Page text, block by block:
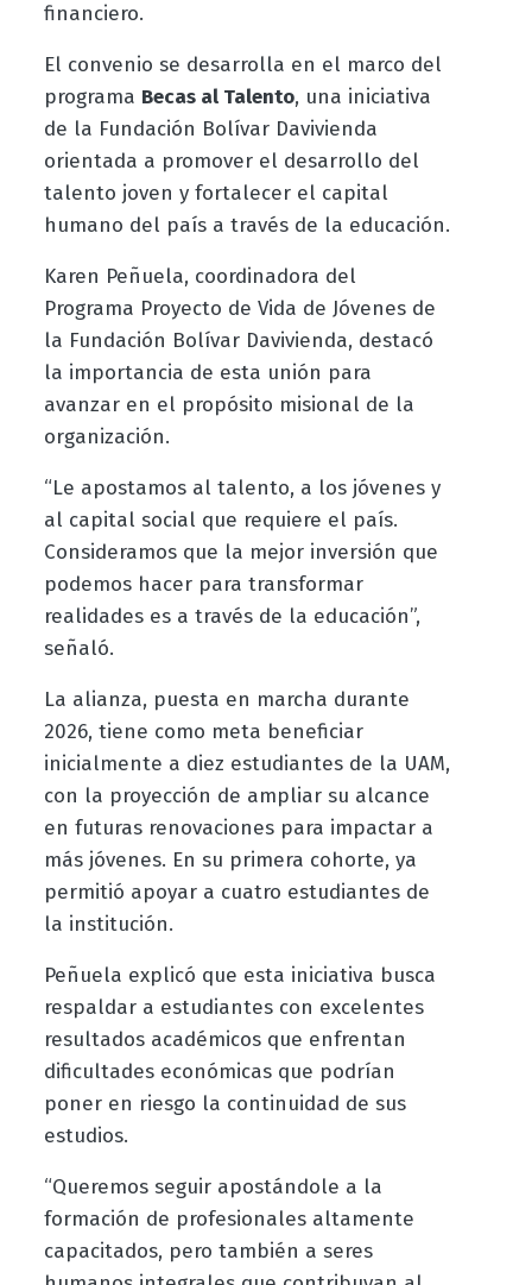
financiero.
El convenio se desarrolla en el marco del
programa Becas al Talento, una iniciativa
de la Fundación Bolívar Davivienda
orientada a promover el desarrollo del
talento joven y fortalecer el capital
humano del país a través de la educación.
Karen Peñuela, coordinadora del
Programa Proyecto de Vida de Jóvenes de
la Fundación Bolívar Davivienda, destacó
la importancia de esta unión para
avanzar en el propósito misional de la
organización.
“Le apostamos al talento, a los jóvenes y
al capital social que requiere el país.
Consideramos que la mejor inversión que
podemos hacer para transformar
realidades es a través de la educación”,
señaló.
La alianza, puesta en marcha durante
2026, tiene como meta beneficiar
inicialmente a diez estudiantes de la UAM,
con la proyección de ampliar su alcance
en futuras renovaciones para impactar a
más jóvenes. En su primera cohorte, ya
permitió apoyar a cuatro estudiantes de
la institución.
Peñuela explicó que esta iniciativa busca
respaldar a estudiantes con excelentes
resultados académicos que enfrentan
dificultades económicas que podrían
poner en riesgo la continuidad de sus
estudios.
“Queremos seguir apostándole a la
formación de profesionales altamente
capacitados, pero también a seres